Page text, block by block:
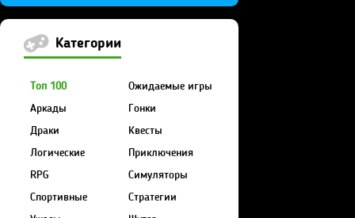
Категории
Топ 100
Ожидаемые игры
Аркады
Гонки
Драки
Квесты
Логические
Приключения
RPG
Симуляторы
Спортивные
Стратегии